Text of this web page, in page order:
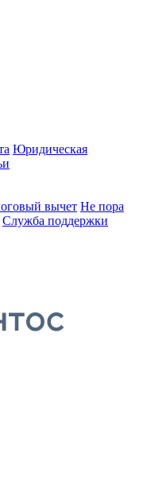
Юридическая
вычет Не пора
Служба поддержки